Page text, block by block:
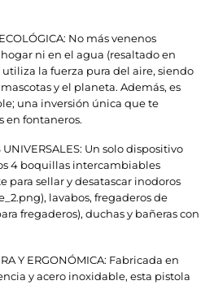
No más venenos
ni en el agua (resaltado en
la fuerza pura del aire, siendo
y el planeta. Además, es
una inversión única que te
en fontaneros.
Un solo dispositivo
4 boquillas intercambiables
para sellar y desatascar inodoros
lavabos, fregaderos de
fregaderos), duchas y bañeras con
Y ERGONÓMICA: Fabricada en
y acero inoxidable, esta pistola